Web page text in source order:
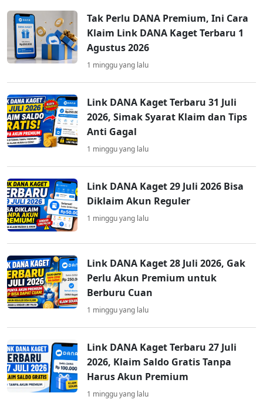
Tak Perlu DANA Premium, Ini Cara
Klaim Link DANA Kaget Terbaru 1
Agustus 2026
1 minggu yang lalu
Link DANA Kaget Terbaru 31 Juli
2026, Simak Syarat Klaim dan Tips
Anti Gagal
1 minggu yang lalu
Link DANA Kaget 29 Juli 2026 Bisa
Diklaim Akun Reguler
1 minggu yang lalu
Link DANA Kaget 28 Juli 2026, Gak
Perlu Akun Premium untuk
Berburu Cuan
1 minggu yang lalu
Link DANA Kaget Terbaru 27 Juli
2026, Klaim Saldo Gratis Tanpa
Harus Akun Premium
1 minggu yang lalu